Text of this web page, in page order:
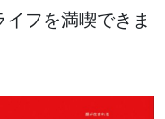
フを満喫できま